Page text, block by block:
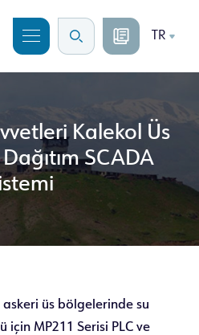
TR
Kalekol Üs
SCADA
üs bölgelerinde su
için MP211 Serisi PLC ve